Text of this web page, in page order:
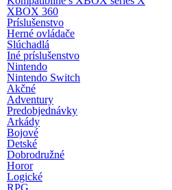
XBOX 360
Príslušenstvo
Herné ovládače
Slúchadlá
Iné príslušenstvo
Nintendo
Nintendo Switch
Akčné
Adventury
Predobjednávky
Arkády
Bojové
Detské
Dobrodružné
Horor
Logické
RPG